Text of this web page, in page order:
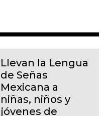
Llevan la Lengua
de Señas
Mexicana a
niñas, niños y
jóvenes de